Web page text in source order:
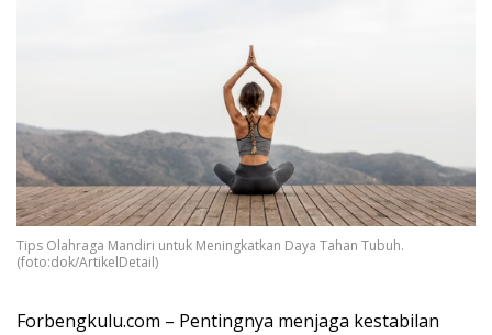
Tips Olahraga Mandiri untuk Meningkatkan Daya Tahan Tubuh.
(foto:dok/ArtikelDetail)
Forbengkulu.com – Pentingnya menjaga kestabilan